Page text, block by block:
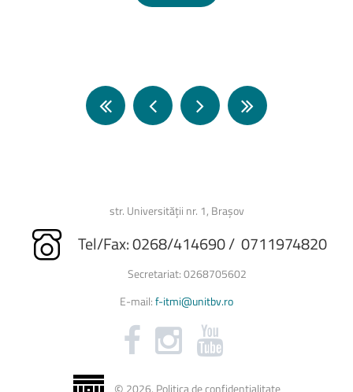
str. Universității nr. 1, Brașov
Tel/Fax: 0268/414690 / 0711974820
Secretariat: 0268705602
E-mail:f-itmi@unitbv.ro
© 2026. Politica de confidențialitate